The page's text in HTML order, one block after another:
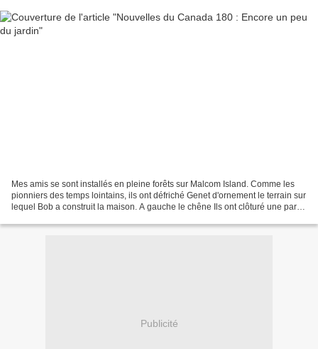
Mes amis se sont installés en pleine forêts sur Malcom Island. Comme les
pionniers des temps lointains, ils ont défriché Genet d'ornement le terrain sur
lequel Bob a construit la maison. A gauche le chêne Ils ont clôturé une partie
Publicité